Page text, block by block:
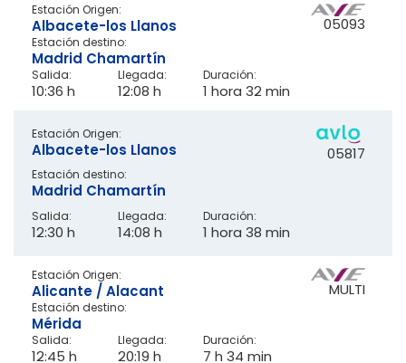
05093
Salida:
10:36 h
Llegada:
12:08 h
Duración:
1 hora 32 min
Estación Origen:
Albacete-los Llanos
Estación destino:
Madrid Chamartín
05817
Salida:
12:30 h
Llegada:
14:08 h
Duración:
1 hora 38 min
Estación Origen:
Albacete-los Llanos
Estación destino:
Madrid Chamartín
MULTI
Salida:
12:45 h
Llegada:
20:19 h
Duración:
7 h 34 min
Estación Origen:
Alicante / Alacant
Estación destino:
Mérida